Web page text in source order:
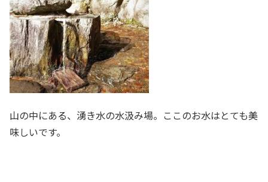
山の中にある、湧き水の水汲み場。ここのお水はとても美
味しいです。